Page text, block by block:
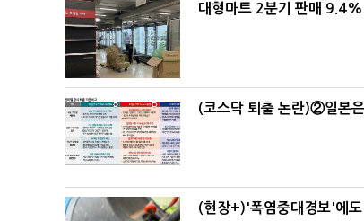
대형마트 2분기 판매
(코스닥 퇴출 논란)②일본
(현장+)'폭염중대경보'에